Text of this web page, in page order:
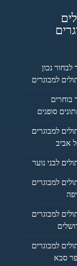
לבחור נכון
למבוגרים
בוחרים
סופגים
למבוגרים
אביב
לבני נוער
למבוגרים
למבוגרים
למבוגרים
סבא